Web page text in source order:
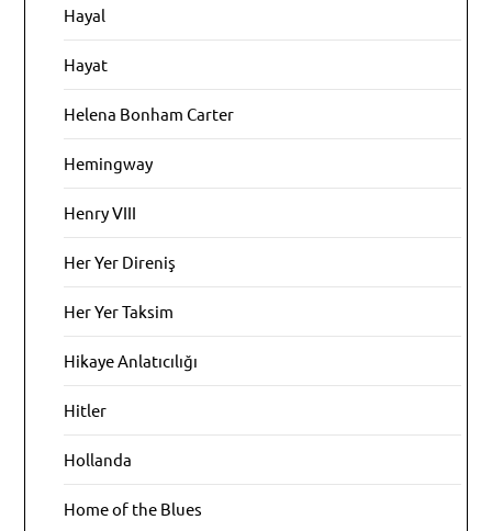
Hayal
Hayat
Helena Bonham Carter
Hemingway
Henry VIII
Her Yer Direniş
Her Yer Taksim
Hikaye Anlatıcılığı
Hitler
Hollanda
Home of the Blues